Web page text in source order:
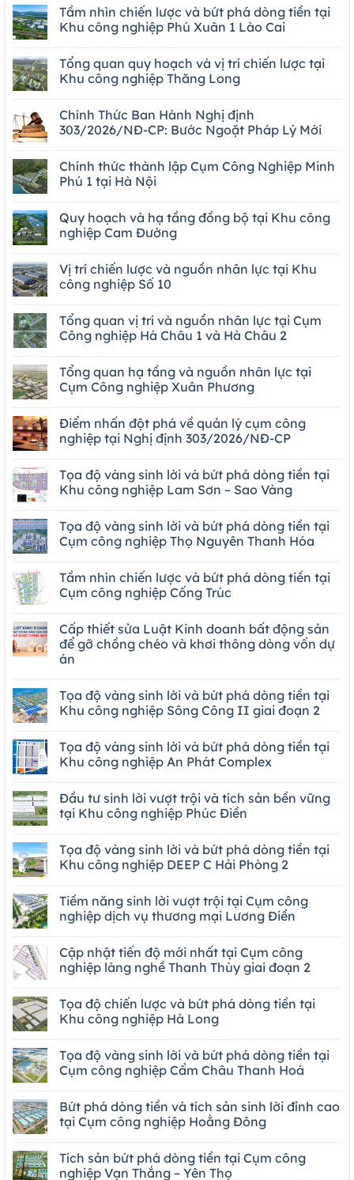
Tầm nhìn chiến lược và bứt phá dòng tiền tại
Khu công nghiệp Phú Xuân 1 Lào Cai
Tổng quan quy hoạch và vị trí chiến lược tại
Khu công nghiệp Thăng Long
Chính Thức Ban Hành Nghị định
303/2026/NĐ-CP: Bước Ngoặt Pháp Lý Mới
Chính thức thành lập Cụm Công Nghiệp Minh
Phú 1 tại Hà Nội
Quy hoạch và hạ tầng đồng bộ tại Khu công
nghiệp Cam Đường
Vị trí chiến lược và nguồn nhân lực tại Khu
công nghiệp Số 10
Tổng quan vị trí và nguồn nhân lực tại Cụm
Công nghiệp Hà Châu 1 và Hà Châu 2
Tổng quan hạ tầng và nguồn nhân lực tại
Cụm Công nghiệp Xuân Phương
Điểm nhấn đột phá về quản lý cụm công
nghiệp tại Nghị định 303/2026/NĐ-CP
Tọa độ vàng sinh lời và bứt phá dòng tiền tại
Khu công nghiệp Lam Sơn – Sao Vàng
Tọa độ vàng sinh lời và bứt phá dòng tiền tại
Cụm công nghiệp Thọ Nguyên Thanh Hóa
Tầm nhìn chiến lược và bứt phá dòng tiền tại
Cụm công nghiệp Cống Trúc
Cấp thiết sửa Luật Kinh doanh bất động sản
để gỡ chồng chéo và khơi thông dòng vốn dự
án
Tọa độ vàng sinh lời và bứt phá dòng tiền tại
Khu công nghiệp Sông Công II giai đoạn 2
Tọa độ vàng sinh lời và bứt phá dòng tiền tại
Khu công nghiệp An Phát Complex
Đầu tư sinh lời vượt trội và tích sản bền vững
tại Khu công nghiệp Phúc Điền
Tọa độ vàng sinh lời và bứt phá dòng tiền tại
Khu công nghiệp DEEP C Hải Phòng 2
Tiềm năng sinh lời vượt trội tại Cụm công
nghiệp dịch vụ thương mại Lương Điền
Cập nhật tiến độ mới nhất tại Cụm công
nghiệp làng nghề Thanh Thùy giai đoạn 2
Tọa độ chiến lược và bứt phá dòng tiền tại
Khu công nghiệp Hà Long
Tọa độ vàng sinh lời và bứt phá dòng tiền tại
Cụm công nghiệp Cẩm Châu Thanh Hoá
Bứt phá dòng tiền và tích sản sinh lời đỉnh cao
tại Cụm công nghiệp Hoằng Đông
Tích sản bứt phá dòng tiền tại Cụm công
nghiệp Vạn Thắng – Yên Thọ